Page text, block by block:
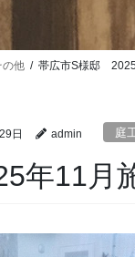
他 帯広市S様邸
日 admin 庭
年11月